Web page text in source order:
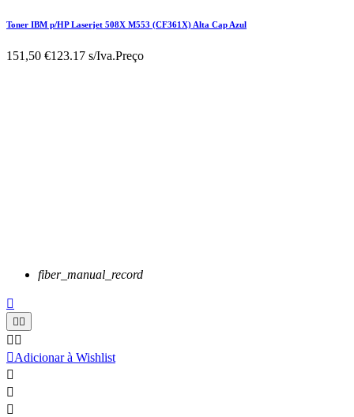
Toner IBM p/HP Laserjet 508X M553 (CF361X) Alta Cap Azul
151,50 €123.17 s/Iva.Preço
fiber_manual_record

 
 
Adicionar à Wishlist


